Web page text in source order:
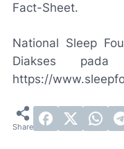
Fact-Sheet.
National Sleep
Diakses
https://